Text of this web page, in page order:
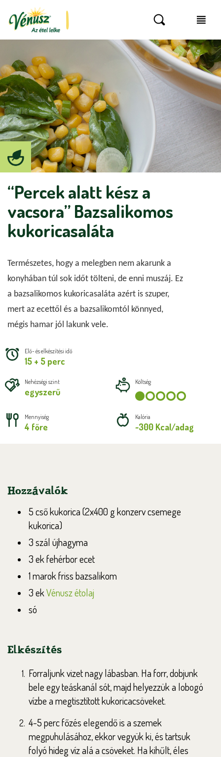
“Percek alatt kész a
vacsora” Bazsalikomos
kukoricasaláta
Természetes, hogy a melegben nem akarunk a
konyhában túl sok időt tölteni, de enni muszáj. Ez
a bazsalikomos kukoricasaláta azért is szuper,
mert az ecettől és a bazsalikomtól könnyed,
mégis hamar jól lakunk vele.
Elő- és elkészítési idő
15 + 5 perc
Nehézségi szint
egyszerű
Költség
Mennyiség
4 főre
Kalória
~300 Kcal/adag
Hozzávalók
5 cső kukorica (2x400 g konzerv csemege
kukorica)
3 szál újhagyma
3 ek fehérbor ecet
1 marok friss bazsalikom
3 ekVénusz étolaj
só
Elkészítés
Forraljunk vizet nagy lábasban. Ha forr, dobjunk
bele egy teáskanál sót, majd helyezzük a lobogó
vízbe a megtisztított kukoricacsöveket.
4-5 perc főzés elegendő is a szemek
megpuhulásához, ekkor vegyük ki, és tartsuk
folyó hideg víz alá a csöveket. Ha kihűlt, éles